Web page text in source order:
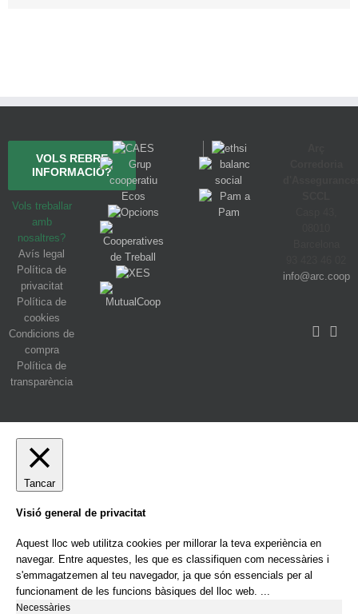
VOLS REBRE
INFORMACIÓ?
Vols treballar
amb
nosaltres?
Avís legal
Política de
privacitat
Política de
cookies
Condicions de
compra
Política de
transparència
info@arc.coop
Tancar
Visió general de privacitat
Aquest lloc web utilitza cookies per millorar la teva experiència en
navegar. Entre aquestes, les que es classifiquen com necessàries i
s'emmagatzemen al teu navegador, ja que són essencials per al
funcionament de les funcions bàsiques del lloc web.
Necessàries